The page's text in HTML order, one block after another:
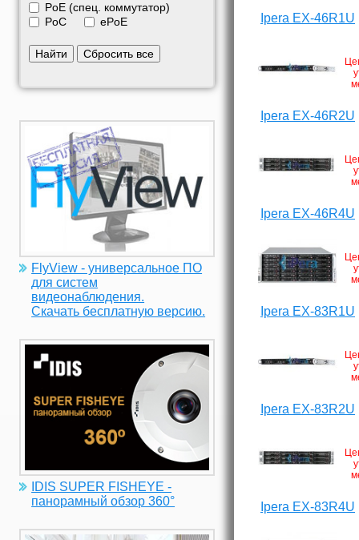
PoE (спец. коммутатор)
PoC
ePoE
Найти Сбросить все
FlyView - универсальное ПО
для систем
видеонаблюдения.
Скачать бесплатную версию.
IDIS SUPER FISHEYE -
панорамный обзор 360°
Ipera EX-46R1U
Ipera EX-46R2U
Ipera EX-46R4U
Ipera EX-83R1U
Ipera EX-83R2U
Ipera EX-83R4U